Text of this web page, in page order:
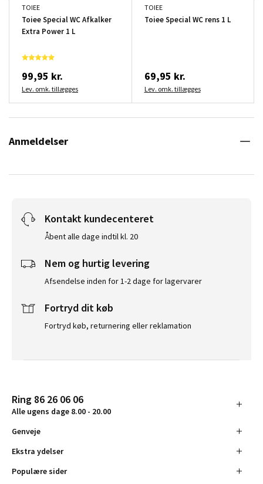
TOIEE
Toiee Special WC Afkalker
Extra Power 1 L
99,95 kr.
Lev. omk. tillægges
TOIEE
Toiee Special WC rens 1 L
69,95 kr.
Lev. omk. tillægges
Anmeldelser
Kontakt kundecenteret
Åbent alle dage indtil kl. 20
Nem og hurtig levering
Afsendelse inden for 1-2 dage for lagervarer
Fortryd dit køb
Fortryd køb, returnering eller reklamation
Ring 86 26 06 06
Alle ugens dage 8.00 - 20.00
Genveje
Ekstra ydelser
Populære sider